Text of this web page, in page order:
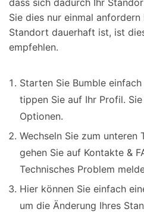
Sie dies nur einmal anfordern
Standort dauerhaft ist, ist
empfehlen.
Starten Sie Bumble
tippen Sie auf Ihr Profil.
Optionen.
Wechseln Sie zum unteren
gehen Sie auf Kontakte &
Technisches Problem
Hier können Sie einfach
um die Änderung Ihres